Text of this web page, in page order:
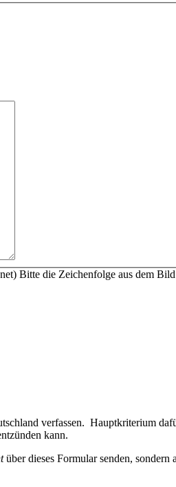
Bitte die Zeichenfolge aus dem
verfassen. Hauptkriterium
kann.
über dieses Formular senden,